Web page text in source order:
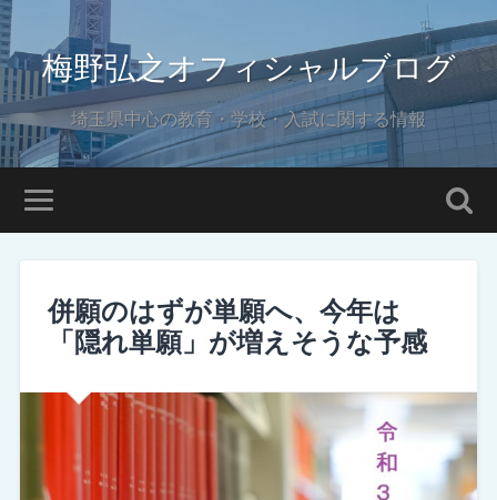
梅野弘之オフィシャルブログ
埼玉県中心の教育・学校・入試に関する情報
併願のはずが単願へ、今年は
「隠れ単願」が増えそうな予感